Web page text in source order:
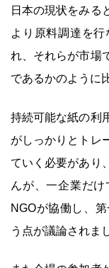
日本の現状をみる
より原料調達を
れ、それらが市場
であるかのように
持続可能な紙の利
がしっかりとトレ
ていく必要があり
んが、一企業だけ
NGOが協働し、
う点が議論されま